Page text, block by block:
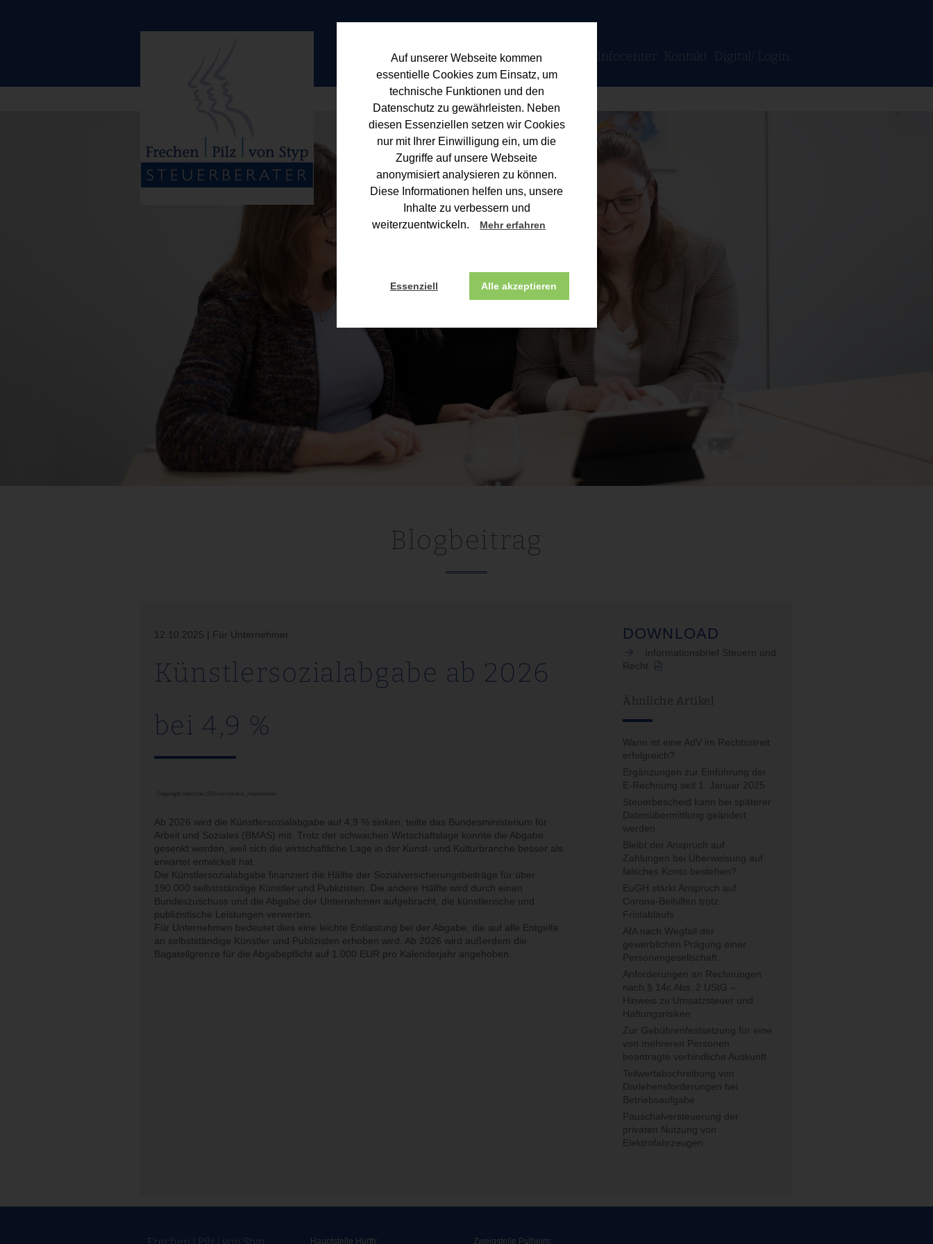
Auf unserer Webseite kommen
essentielle Cookies zum Einsatz, um
technische Funktionen und den
Datenschutz zu gewährleisten. Neben
diesen Essenziellen setzen wir Cookies
nur mit Ihrer Einwilligung ein, um die
Zugriffe auf unsere Webseite
anonymisiert analysieren zu können.
Diese Informationen helfen uns, unsere
Inhalte zu verbessern und
weiterzuentwickeln.
Mehr erfahren
Essenziell Alle akzeptieren
Home Kanzlei Jobs Berater Leistungen Infocenter Kontakt Digital/ Login
Blogbeitrag
12.10.2025 | Für Unternehmer
Künstlersozialabgabe ab 2026
bei 4,9 %
Copyright:
Ab 2026 wird die Künstlersozialabgabe auf 4,9 % sinken, teilte das Bundesministerium für
Arbeit und Soziales (BMAS) mit. Trotz der schwachen Wirtschaftslage konnte die Abgabe
gesenkt werden, weil sich die wirtschaftliche Lage in der Kunst- und Kulturbranche besser als
erwartet entwickelt hat.
Die Künstlersozialabgabe finanziert die Hälfte der Sozialversicherungsbeiträge für über
190.000 selbstständige Künstler und Publizisten. Die andere Hälfte wird durch einen
Bundeszuschuss und die Abgabe der Unternehmen aufgebracht, die künstlerische und
publizistische Leistungen verwerten.
Für Unternehmen bedeutet dies eine leichte Entlastung bei der Abgabe, die auf alle Entgelte
an selbstständige Künstler und Publizisten erhoben wird. Ab 2026 wird außerdem die
Bagatellgrenze für die Abgabepflicht auf 1.000 EUR pro Kalenderjahr angehoben.
DOWNLOAD
Informationsbrief Steuern und
Recht
Ähnliche Artikel
Wann ist eine AdV im Rechtsstreit
erfolgreich?
Ergänzungen zur Einführung der
E-Rechnung seit 1. Januar 2025
Steuerbescheid kann bei späterer
Datenübermittlung geändert
werden
Bleibt der Anspruch auf
Zahlungen bei Überweisung auf
falsches Konto bestehen?
EuGH stärkt Anspruch auf
Corona-Beihilfen trotz
Fristablaufs
AfA nach Wegfall der
gewerblichen Prägung einer
Personengesellschaft
Anforderungen an Rechnungen
nach § 14c Abs. 2 UStG –
Hinweis zu Umsatzsteuer und
Haftungsrisiken
Zur Gebührenfestsetzung für eine
von mehreren Personen
beantragte verbindliche Auskunft
Teilwertabschreibung von
Darlehensforderungen bei
Betriebsaufgabe
Pauschalversteuerung der
privaten Nutzung von
Elektrofahrzeugen
Hauptstelle Hürth: Zweigstelle Pulheim: